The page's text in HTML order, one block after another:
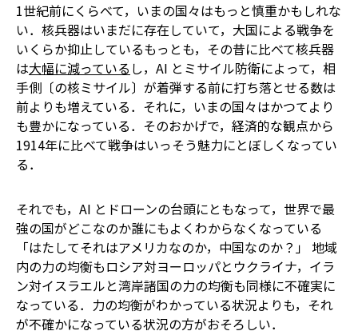
1世紀前にくらべて，いまの国々はもっと慎重かもしれな
い．核兵器はいまだに存在していて，大国による戦争を
いくらか抑止している――もっとも，その昔に比べて核兵器
は大幅に減っている し，AI とミサイル防衛によって，相
手側〔の核ミサイル〕が着弾する前に打ち落とせる数は
前よりも増えている．それに，いまの国々はかつてより
も豊かになっている．そのおかげで，経済的な観点から
1914年に比べて戦争はいっそう魅力にとぼしくなってい
る．
それでも，AI とドローンの台頭にともなって，世界で最
強の国がどこなのか誰にもよくわからなくなっている
――「はたしてそれはアメリカなのか，中国なのか？」 地域
内の力の均衡も――ロシア対ヨーロッパとウクライナ，イラ
ン対イスラエルと湾岸諸国の力の均衡も――同様に不確実に
なっている．力の均衡がわかっている状況よりも，それ
が不確かになっている状況の方がおそろしい．